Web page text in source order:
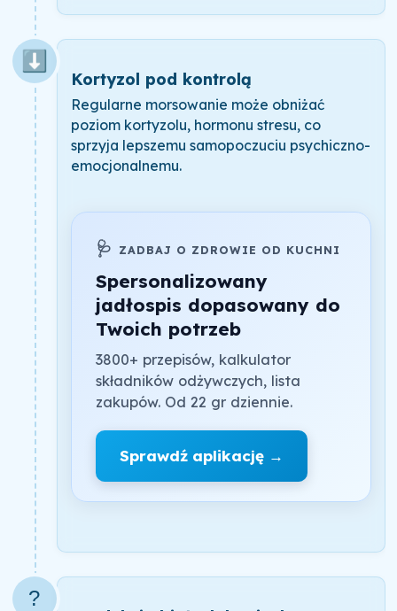
⬇️
Kortyzol pod kontrolą
Regularne morsowanie może obniżać
poziom kortyzolu, hormonu stresu, co
sprzyja lepszemu samopoczuciu psychiczno-
emocjonalnemu.
🩺 ZADBAJ O ZDROWIE OD KUCHNI
Spersonalizowany
jadłospis dopasowany do
Twoich potrzeb
3800+ przepisów, kalkulator
składników odżywczych, lista
zakupów. Od 22 gr dziennie.
Sprawdź aplikację →
?